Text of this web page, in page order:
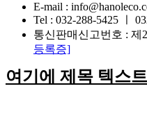
E-mail :
Tel : 032-288-5425 ㅣ
통신판매신고번호 : 제
등록증]
여기에 제목 텍스